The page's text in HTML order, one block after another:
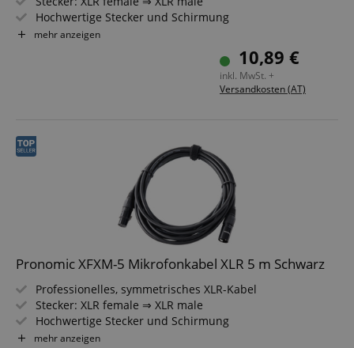
Hochwertige Stecker und Schirmung
Länge: 10m
mehr anzeigen
10,89 €
inkl. MwSt. +
Versandkosten (AT)
Pronomic XFXM-5 Mikrofonkabel XLR 5 m Schwarz
Professionelles, symmetrisches XLR-Kabel
Stecker: XLR female ⇒ XLR male
Hochwertige Stecker und Schirmung
Länge: 5m
mehr anzeigen